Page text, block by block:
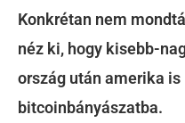
Konkrétan nem
néz ki, hogy kisebb-
ország után amerika is
bitcoinbányászatba.